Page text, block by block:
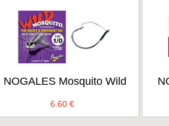
NOGALES Mosquito Wild
6.60€